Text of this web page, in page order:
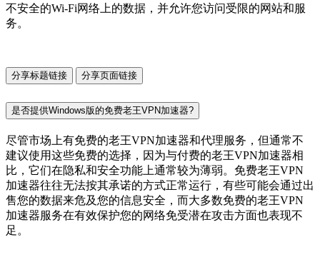
不安全的Wi-Fi网络上的数据，并允许您访问受限的网站和服
务。
分享标题链接 分享页面链接
是否提供Windows版的免费老王VPN加速器?
尽管市场上有免费的老王VPN加速器和代理服务，但通常不
建议使用这些免费的选择，因为与付费的老王VPN加速器相
比，它们在隐私和安全功能上通常较为薄弱。免费老王VPN
加速器往往无法按其承诺的方式正常运行，有些可能会通过出
售您的数据来危及您的信息安全，而大多数免费的老王VPN
加速器服务在有效保护您的网络免受潜在攻击方面也表现不
足。